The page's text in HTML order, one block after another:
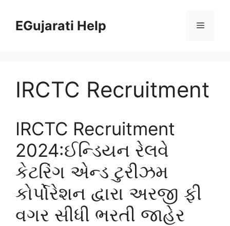
contentEGujarati Help Menu
IRCTC Recruitment
IRCTC Recruitment
2024:ઈન્ડિયન રેલવે
કેટરિંગ એન્ડ ટુરીઝમ
કોર્પોરેશન દ્વારા અરજી ફી
વગર સીધી ભરતી જાહેર